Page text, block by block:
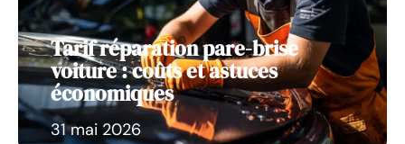
Tarif réparation pare-brise
voiture : coûts et astuces
économiques
31 mai 2026